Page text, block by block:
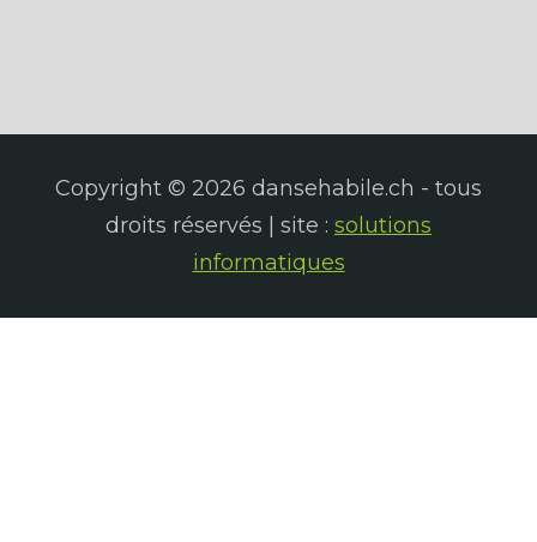
Copyright © 2026 dansehabile.ch - tous
droits réservés | site : solutions
informatiques